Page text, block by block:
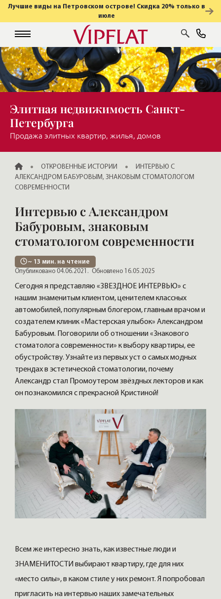
Лучшие виды на Петровском острове! Скидка 20% только в
июле
Элитная недвижимость Санкт-
Петербурга
Продажа элитных квартир, жилья, домов
ГЛАВНАЯОТКРОВЕННЫЕ ИСТОРИИ
ИНТЕРВЬЮ С
АЛЕКСАНДРОМ БАБУРОВЫМ, ЗНАКОВЫМ СТОМАТОЛОГОМ
СОВРЕМЕННОСТИ
Интервью с Александром
Бабуровым, знаковым
стоматологом современности
~ 13 мин. на чтение
Опубликовано 04.06.2021. Обновлено 16.05.2025
Сегодня я представляю «ЗВЕЗДНОЕ ИНТЕРВЬЮ» с
нашим знаменитым клиентом, ценителем классных
автомобилей, популярным блогером, главным врачом и
создателем клиник «Мастерская улыбок» Александром
Бабуровым. Поговорили об отношении «Знакового
стоматолога современности» к выбору квартиры, ее
обустройству. Узнайте из первых уст о самых модных
трендах в эстетической стоматологии, почему
Александр стал Промоутером звёздных лекторов и как
он познакомился с прекрасной Кристиной!
Всем же интересно знать, как известные люди и
ЗНАМЕНИТОСТИ выбирают квартиру, где для них
«место силы», в каком стиле у них ремонт. Я попробовал
пригласить на интервью наших замечательных